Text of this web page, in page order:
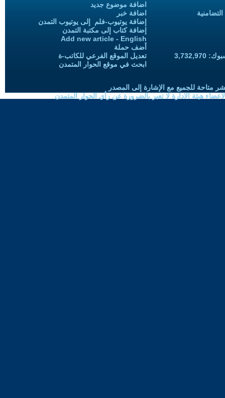
اضافة موضوع جديد
اضافة خبر
إضافة يوتيوب-فلم إلى يوتيوب التمدن
إضافة كتاب إلى مكتبة التمدن
Add new article - English
أضف حملة
تعديل الموقع الفرعي للكاتب-ة
ابحث في موقع الحوار المتمدن
متاحة للجميع مع الإشارة إلى المصدر
هيئة الادارة لا تعبر بالضرورة عن رأي الحوار المتمدن